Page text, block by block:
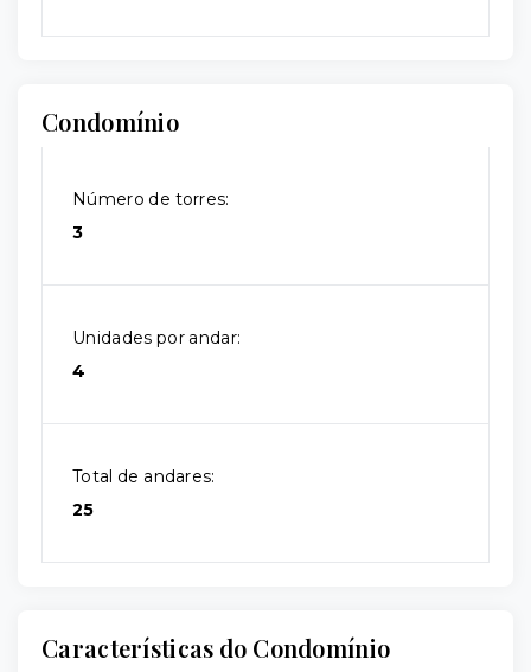
Condomínio
Número de torres:
3
Unidades por andar:
4
Total de andares:
25
Características do Condomínio